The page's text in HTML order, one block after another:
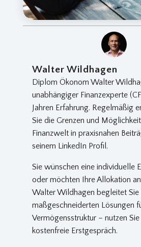
Walter Wildhagen
Diplom Ökonom Walter
unabhängiger Finanzexperte
Jahren Erfahrung. Regelmäßig
Sie die Grenzen und
Finanzwelt in praxisnahen
seinem LinkedIn Profil.
Sie wünschen eine individuelle
oder möchten Ihre Allokation
Walter Wildhagen begleitet Sie
maßgeschneiderten Lösungen
Vermögensstruktur – nutzen
kostenfreie Erstgespräch.